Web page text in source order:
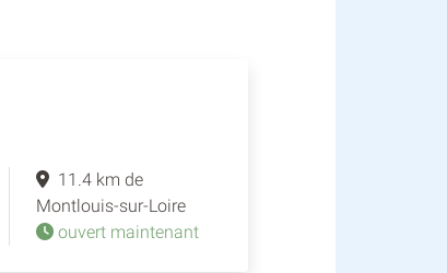
11.4 km de
Montlouis-sur-Loire
ouvert maintenant